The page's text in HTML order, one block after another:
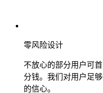
零风险设计
不放心的部分用户可
分钱。我们对用户足
的信心。